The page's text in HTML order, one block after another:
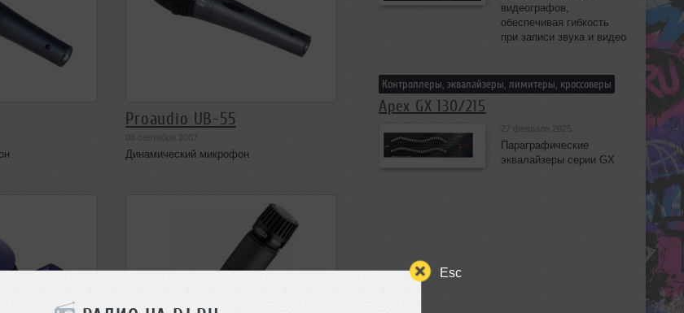
Esc
Proaudio UB-55
08 сентября 2007
Динамический микрофон
видеографов,
обеспечивая гибкость
при записи звука и видео
Контроллеры, эквалайзеры, лимитеры, кроссоверы
Apex GX 130/215
27 февраля 2025
Параграфические
эквалайзеры серии GX